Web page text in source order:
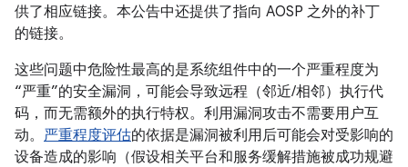
供了相应链接。本公告中还提供了指向 AOSP 之外的补丁
的链接。
这些问题中危险性最高的是系统组件中的一个严重程度为
“严重”的安全漏洞，可能会导致远程（邻近/相邻）执行代
码，而无需额外的执行特权。利用漏洞攻击不需要用户互
动。 严重程度评估的依据是漏洞被利用后可能会对受影响的
设备造成的影响（假设相关平台和服务缓解措施被成功规避